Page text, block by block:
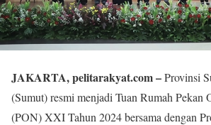
JAKARTA, pelitarakyat.com –Provinsi
(Sumut) resmi menjadi Tuan Rumah Pekan
(PON) XXI Tahun 2024 bersama dengan